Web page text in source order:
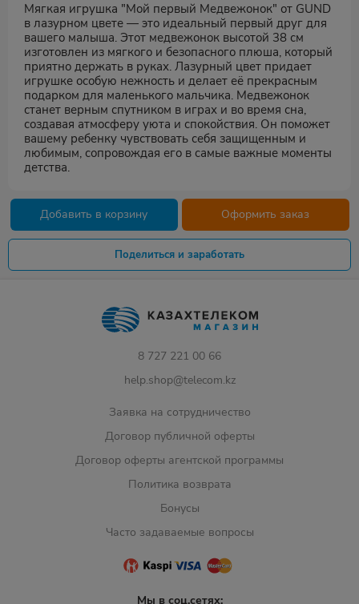
Мягкая игрушка "Мой первый Медвежонок" от GUND
в лазурном цвете — это идеальный первый друг для
вашего малыша. Этот медвежонок высотой 38 см
изготовлен из мягкого и безопасного плюша, который
приятно держать в руках. Лазурный цвет придает
игрушке особую нежность и делает её прекрасным
подарком для маленького мальчика. Медвежонок
станет верным спутником в играх и во время сна,
создавая атмосферу уюта и спокойствия. Он поможет
вашему ребенку чувствовать себя защищенным и
любимым, сопровождая его в самые важные моменты
детства.
Добавить в корзину Оформить заказ
Поделиться и заработать
8 727 221 00 66
help.shop@telecom.kz
Заявка на сотрудничество
Договор публичной оферты
Договор оферты агентской программы
Политика возврата
Бонусы
Часто задаваемые вопросы
Мы в соц.сетях: